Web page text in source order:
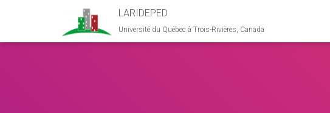
LARIDEPED
Université du Québec à Trois-Rivières, Canada